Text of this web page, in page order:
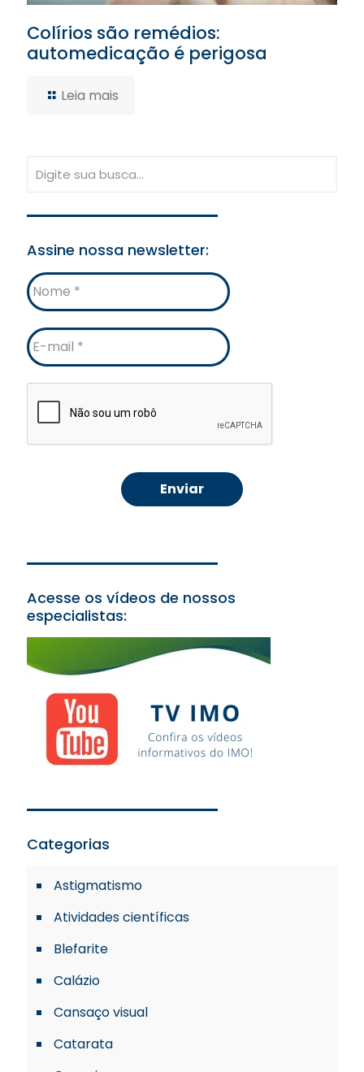
Colírios são remédios:
automedicação é perigosa
Leia mais
Assine nossa newsletter:
Nome
E-
mail
Acesse os vídeos de nossos
especialistas:
Categorias
Astigmatismo
Atividades científicas
Blefarite
Calázio
Cansaço visual
Catarata